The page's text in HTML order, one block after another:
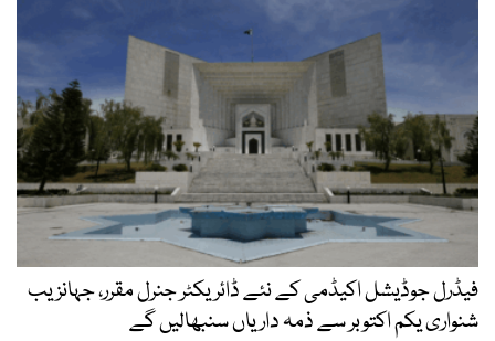
فیڈرل جوڈیشل اکیڈمی کے نئے ڈائریکٹر جنرل مقرر، جہانزیب
شنواری یکم اکتوبر سے ذمہ داریاں سنبھالیں گے